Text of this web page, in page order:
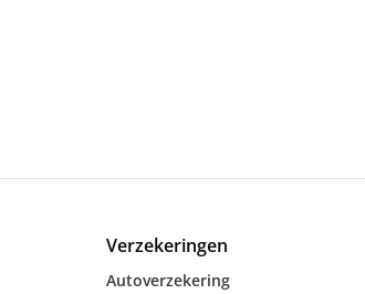
Verzekeringen
Autoverzekering